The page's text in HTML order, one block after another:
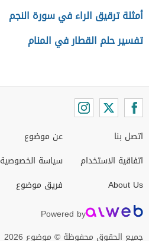
أمثلة ترقيق الراء في سورة النجم
تفسير حلم القطار في المنام
اتصل بنا
اتفاقية الاستخدام
About Us
عن موضوع
سياسة الخصوصية
فريق موضوع
Powered by
جميع الحقوق محفوظة © موضوع 2026